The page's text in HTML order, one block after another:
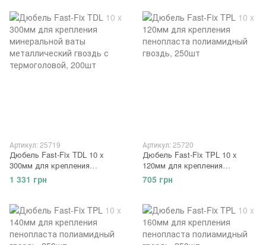
Артикул: 25719
Дюбель Fast-Fix TDL 10 x
300мм для крепления
минеральной ваты
металлический гвоздь с
1 331 грн
Артикул: 25720
Дюбель Fast-Fix TPL 10 x
120мм для крепления
пенопласта полиамидный
гвоздь, 250шт
705 грн